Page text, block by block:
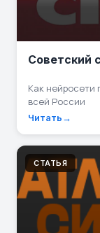
Советский
Как нейросети
всей России
Читать
СТАТЬЯ